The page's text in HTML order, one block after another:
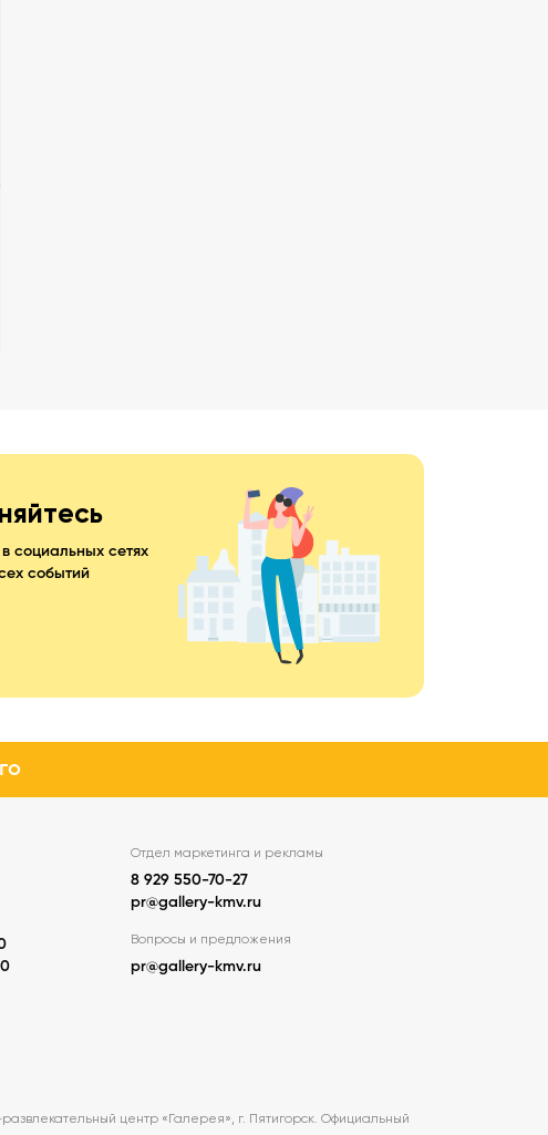
социальных сетях
событий
Отдел маркетинга и рекламы
8 929 550-70-27
pr@gallery-kmv.ru
Вопросы и предложения
pr@gallery-kmv.ru
центр «Галерея», г. Пятигорск. Официальный